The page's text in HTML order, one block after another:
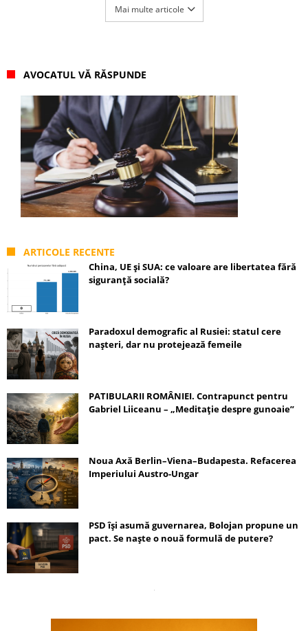
Mai multe articole
AVOCATUL VĂ RĂSPUNDE
ARTICOLE RECENTE
China, UE și SUA: ce valoare are libertatea fără
siguranță socială?
Paradoxul demografic al Rusiei: statul cere
nașteri, dar nu protejează femeile
PATIBULARII ROMÂNIEI. Contrapunct pentru
Gabriel Liiceanu – „Meditație despre gunoaie”
Noua Axă Berlin–Viena–Budapesta. Refacerea
Imperiului Austro-Ungar
PSD își asumă guvernarea, Bolojan propune un
pact. Se naște o nouă formulă de putere?